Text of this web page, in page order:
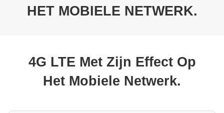
HET MOBIELE NETWERK.
4G LTE Met Zijn Effect Op
Het Mobiele Netwerk.